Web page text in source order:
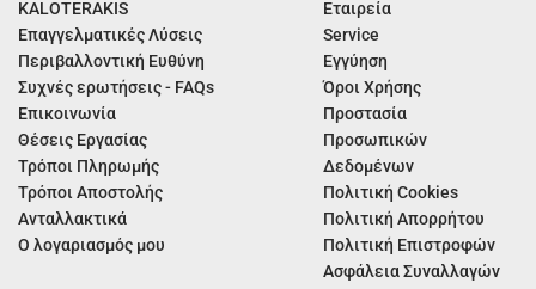
KALOTERAKIS
Επαγγελματικές Λύσεις
Περιβαλλοντική Ευθύνη
Συχνές ερωτήσεις - FAQs
Επικοινωνία
Θέσεις Εργασίας
Τρόποι Πληρωμής
Τρόποι Αποστολής
Ανταλλακτικά
Ο λογαριασμός μου
Εταιρεία
Service
Εγγύηση
Όροι Χρήσης
Προστασία
Προσωπικών
Δεδομένων
Πολιτική Cookies
Πολιτική Απορρήτου
Πολιτική Επιστροφών
Ασφάλεια Συναλλαγών